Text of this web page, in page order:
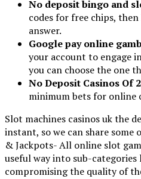
No deposit bingo and
codes for free chips,
answer.
Google pay online
your account to engage
you can choose the one
No Deposit Casinos Of
minimum bets for online
Slot machines casinos uk the
instant, so we can share some
& Jackpots- All online slot
useful way into sub-
compromising the quality of